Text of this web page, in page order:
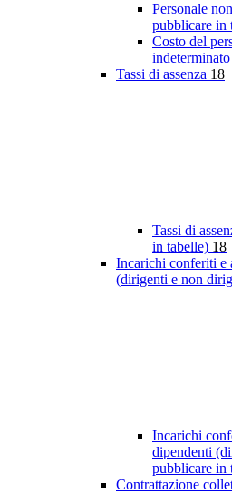
Personale
pubblicare in
Costo del
Tassi di assenza 18
Tassi di
in tabelle) 18
Incarichi conferiti e
(dirigenti e non
Incarichi
dipendenti
pubblicare in
Contrattazione